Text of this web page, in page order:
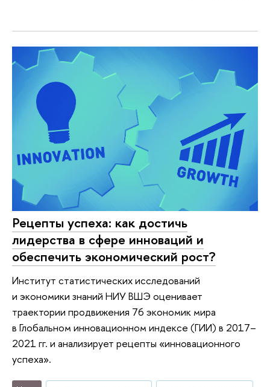
Рецепты успеха: как достичь
лидерства в сфере инноваций и
обеспечить экономический рост?
Институт статистических исследований
и экономики знаний НИУ ВШЭ оценивает
траектории продвижения 76 экономик мира
в Глобальном инновационном индексе (ГИИ) в 2017–
2021 гг. и анализирует рецепты «инновационного
успеха».